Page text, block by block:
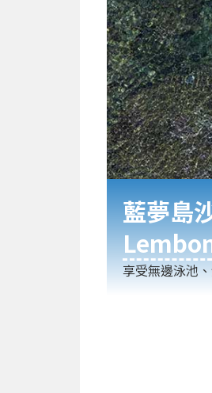
藍夢島
享受無邊泳池